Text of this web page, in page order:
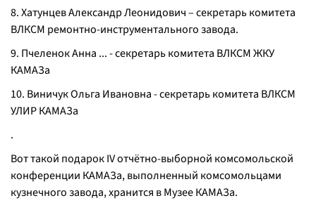
8. Хатунцев Александр Леонидович – секретарь комитета
ВЛКСМ ремонтно-инструментального завода.
9. Пчеленок Анна ... - секретарь комитета ВЛКСМ ЖКУ
КАМАЗа
10. Виничук Ольга Ивановна - секретарь комитета ВЛКСМ
УЛИР КАМАЗа
.
Вот такой подарок IV отчётно-выборной комсомольской
конференции КАМАЗа, выполненный комсомольцами
кузнечного завода, хранится в Музее КАМАЗа.